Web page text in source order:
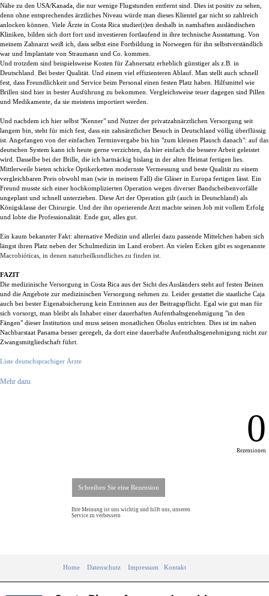
Nähe zu den USA/Kanada, die nur wenige Flugstunden entfernt sind. Dies ist positiv zu sehen,
denn ohne entsprechendes ärztliches Niveau würde man dieses Klientel gar nicht so zahlreich
anlocken können. Viele Ärzte in Costa Rica studier(t)en deshalb in namhaften ausländischen
Kliniken, bilden sich dort fort und investieren fortlaufend in ihre technische Ausstattung. Von
meinem Zahnarzt weiß ich, dass selbst eine Fortbildung in Norwegen für ihn selbstverständlich
war und Implantate von Straumann und Co. kommen.
Und trotzdem sind beispielsweise Kosten für Zahnersatz erheblich günstiger als z.B. in
Deutschland. Bei bester Qualität. Und einem viel effizienteren Ablauf. Man stellt auch schnell
fest, dass Freundlichkeit und Service beim Personal einen festen Platz haben. Hilfsmittel wie
Brillen sind hier in bester Ausführung zu bekommen. Vergleichsweise teuer dagegen sind Pillen
und Medikamente, da sie meistens importiert werden.
Und nachdem ich hier selbst "Kenner" und Nutzer der privatzahnärztlichen Versorgung seit
langem bin, steht für mich fest, dass ein zahnärztlicher Besuch in Deutschland völlig überflüssig
ist. Angefangen von der einfachen Terminvergabe bis hin "zum kleinen Plausch danach": auf das
deutschen System kann ich heute gerne verzichten, da hier einfach die bessere Arbeit geleistet
wird. Dasselbe bei der Brille, die ich hartnäckig bislang in der alten Heimat fertigen lies.
Mittlerweile bieten schicke Optikerketten modernste Vermessung und beste Qualität zu einem
vergleichbaren Preis obwohl man (wie in meinem Fall) die Gläser in Europa fertigen lässt. Ein
Freund musste sich einer hochkomplizierten Operation wegen diverser Bandscheibenvorfälle
ungeplant und schnell unterziehen. Diese Art der Operation gilt (auch in Deutschland) als
Königsklasse der Chirurgie. Und der ihn operierende Arzt machte seinen Job mit vollem Erfolg
und lobte die Professionalität. Ende gut, alles gut.
Ein kaum bekannter Fakt: alternative Medizin und allerlei dazu passende Mittelchen haben sich
längst ihren Platz neben der Schulmedizin im Land erobert. An vielen Ecken gibt es sogenannte
Macrobióticas, in denen naturheilkundliches zu finden ist.
FAZIT
Die medizinische Versorgung in Costa Rica aus der Sicht des Ausländers steht auf festen Beinen
und die Angebote zur medizinischen Versorgung nehmen zu. Leider gestattet die staatliche Caja
auch bei bester Eigenabsicherung kein Entrinnen aus der Beitragspflicht. Egal wie gut man für
sich vorsorgt, man bleibt als Inhaber einer dauerhaften Aufenthaltsgenehmigung "in den
Fängen" dieser Institution und muss seinen monatlichen Obolus entrichten. Dies ist im nahen
Nachbarstaat Panama besser geregelt, da dort eine dauerhafte Aufenthaltsgenehmigung nicht zur
Zwangsmitgliedschaft führt.
Liste deutschsprachiger Ärzte
Mehr dazu
0
Rezensionen
Ihre Meinung ist uns wichtig und hilft uns, unseren
Service zu verbessern
Home Datenschutz Impressum Kontakt